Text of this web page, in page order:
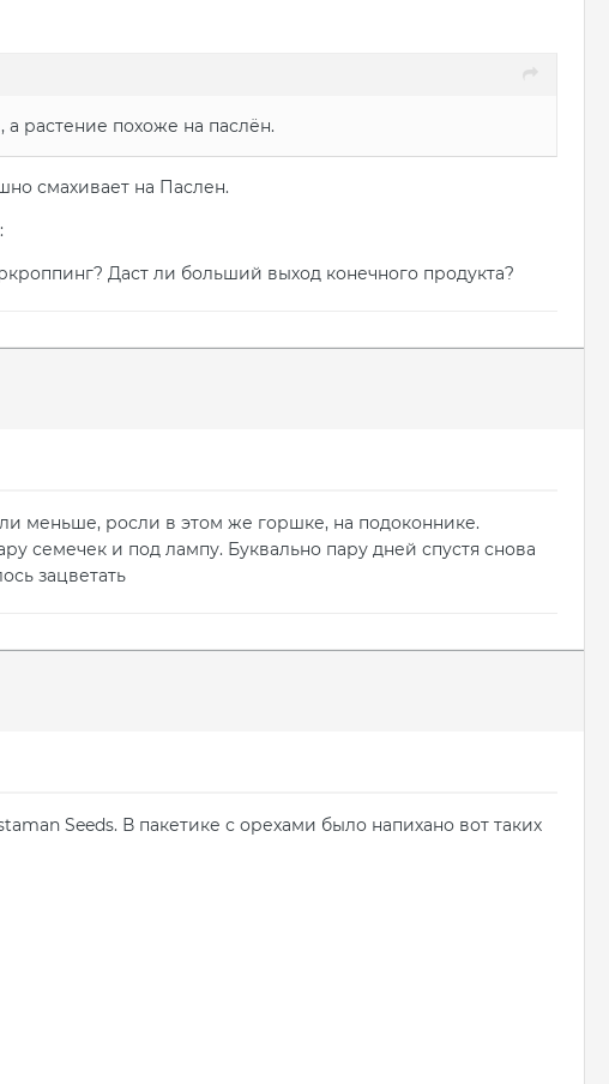
растение похоже на паслён.
смахивает на Паслен.
Даст ли больший выход конечного продукта?
меньше, росли в этом же горшке, на подоконнике.
семечек и под лампу. Буквально пару дней спустя снова
зацветать
Seeds. В пакетике с орехами было напихано вот таких